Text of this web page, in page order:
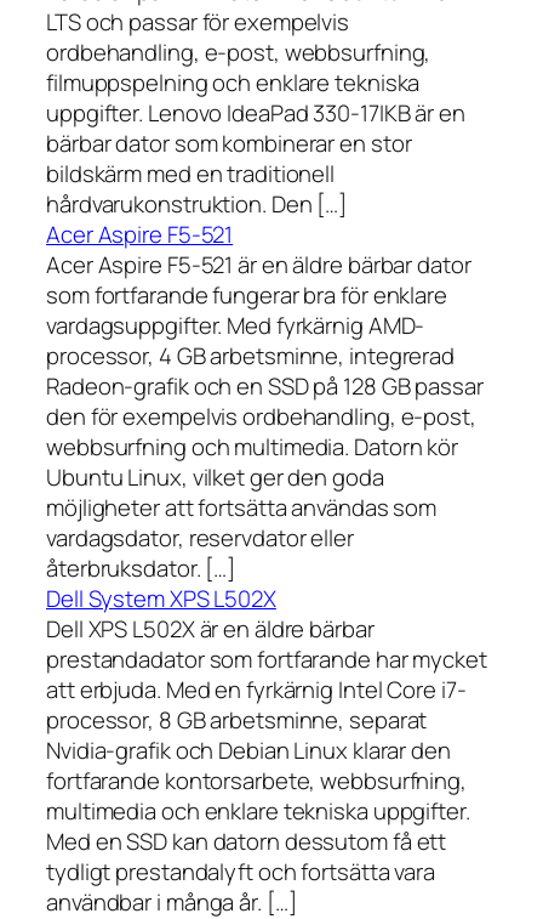
LTS och passar för exempelvis
ordbehandling, e-post, webbsurfning,
filmuppspelning och enklare tekniska
uppgifter. Lenovo IdeaPad 330-17IKB är en
bärbar dator som kombinerar en stor
bildskärm med en traditionell
hårdvarukonstruktion. Den […]
Acer Aspire F5-521
Acer Aspire F5-521 är en äldre bärbar dator
som fortfarande fungerar bra för enklare
vardagsuppgifter. Med fyrkärnig AMD-
processor, 4 GB arbetsminne, integrerad
Radeon-grafik och en SSD på 128 GB passar
den för exempelvis ordbehandling, e-post,
webbsurfning och multimedia. Datorn kör
Ubuntu Linux, vilket ger den goda
möjligheter att fortsätta användas som
vardagsdator, reservdator eller
återbruksdator. […]
Dell System XPS L502X
Dell XPS L502X är en äldre bärbar
prestandadator som fortfarande har mycket
att erbjuda. Med en fyrkärnig Intel Core i7-
processor, 8 GB arbetsminne, separat
Nvidia-grafik och Debian Linux klarar den
fortfarande kontorsarbete, webbsurfning,
multimedia och enklare tekniska uppgifter.
Med en SSD kan datorn dessutom få ett
tydligt prestandalyft och fortsätta vara
användbar i många år. […]